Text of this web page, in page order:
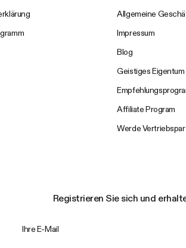
Allgemeine
Impressum
Blog
Geistiges Eigentum
Affiliate Program
Werde
Registrieren Sie sich und